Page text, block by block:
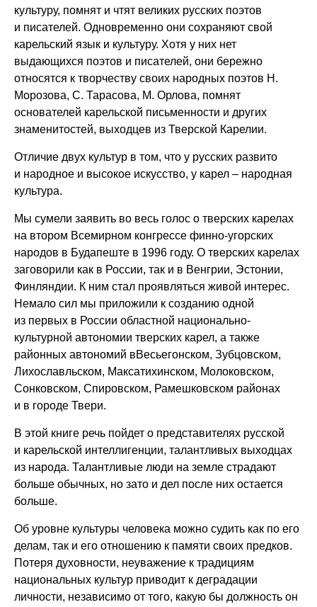
культуру, помнят и чтят великих русских поэтов
и писателей. Одновременно они сохраняют свой
карельский язык и культуру. Хотя у них нет
выдающихся поэтов и писателей, они бережно
относятся к творчеству своих народных поэтов Н.
Морозова, С. Тарасова, М. Орлова, помнят
основателей карельской письменности и других
знаменитостей, выходцев из Тверской Карелии.
Отличие двух культур в том, что у русских развито
и народное и высокое искусство, у карел – народная
культура.
Мы сумели заявить во весь голос о тверских карелах
на втором Всемирном конгрессе финно-угорских
народов в Будапеште в 1996 году. О тверских карелах
заговорили как в России, так и в Венгрии, Эстонии,
Финляндии. К ним стал проявляться живой интерес.
Немало сил мы приложили к созданию одной
из первых в России областной национально-
культурной автономии тверских карел, а также
районных автономий вВесьегонском, Зубцовском,
Лихославльском, Максатихинском, Молоковском,
Сонковском, Спировском, Рамешковском районах
и в городе Твери.
В этой книге речь пойдет о представителях русской
и карельской интеллигенции, талантливых выходцах
из народа. Талантливые люди на земле страдают
больше обычных, но зато и дел после них остается
больше.
Об уровне культуры человека можно судить как по его
делам, так и его отношению к памяти своих предков.
Потеря духовности, неуважение к традициям
национальных культур приводит к деградации
личности, независимо от того, какую бы должность он